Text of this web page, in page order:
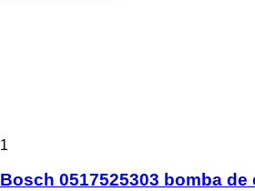
1
Bosch 0517525303 bomba de